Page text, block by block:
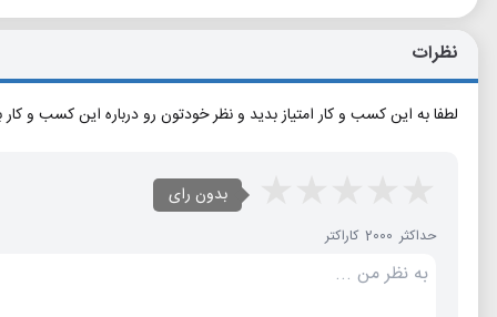
نظرات
لطفا به این کسب و کار امتیاز بدید و نظر خودتون رو درباره این کسب و کار
بدون رای
حداکثر 2000 کاراکتر